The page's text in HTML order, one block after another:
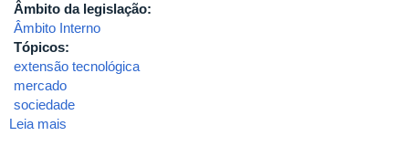
Âmbito da legislação:
Âmbito Interno
Tópicos:
extensão tecnológica
mercado
sociedade
Leia mais